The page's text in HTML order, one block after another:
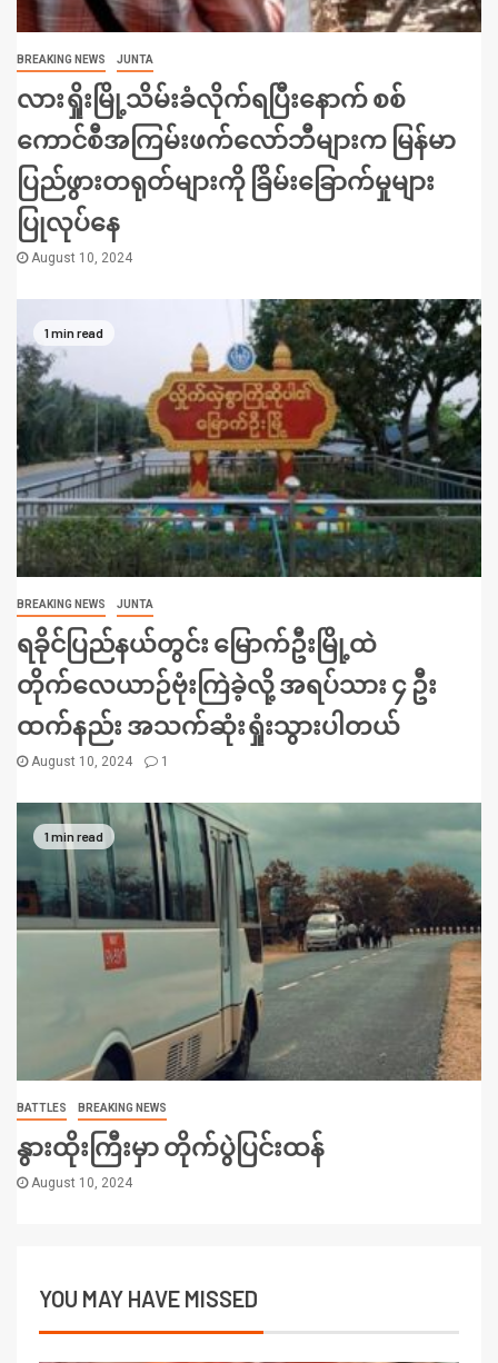
BREAKING NEWS JUNTA
လားရှိုးမြို့သိမ်းခံလိုက်ရပြီးနောက် စစ်
ကောင်စီအကြမ်းဖက်လော်ဘီများက မြန်မာ
ပြည်ဖွားတရုတ်များကို ခြိမ်းခြောက်မှုများ
ပြုလုပ်နေ
August 10, 2024
1 min read
BREAKING NEWS JUNTA
ရခိုင်ပြည်နယ်တွင်း မြောက်ဦးမြို့ထဲ
တိုက်လေယာဉ်ဗုံးကြဲခဲ့လို့ အရပ်သား ၄ ဦး
ထက်နည်း အသက်ဆုံးရှုံးသွားပါတယ်
August 10, 2024 1
1 min read
BATTLES BREAKING NEWS
နွားထိုးကြီးမှာ တိုက်ပွဲပြင်းထန်
August 10, 2024
YOU MAY HAVE MISSED